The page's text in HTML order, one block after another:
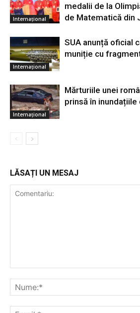
Internațional
medalii de la
de Matematică din
Internațional
SUA anunță oficial
muniție cu
Internațional
Mărturiile unei
prinsă în inundațiile
LĂSAȚI UN MESAJ